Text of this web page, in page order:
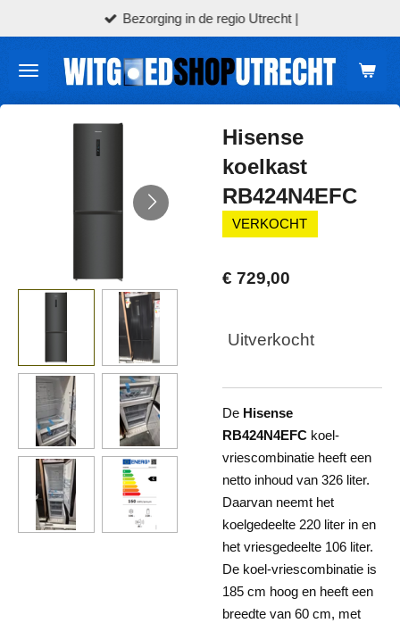
direct
naar
hoofdinhoud
Bezorging in de regio Utrecht |
Hisense
koelkast
RB424N4EFC
VERKOCHT
€ 729,00
Uitverkocht
De Hisense
RB424N4EFC koel-
vriescombinatie heeft een
netto inhoud van 326 liter.
Daarvan neemt het
koelgedeelte 220 liter in en
het vriesgedeelte 106 liter.
De koel-vriescombinatie is
185 cm hoog en heeft een
breedte van 60 cm, met